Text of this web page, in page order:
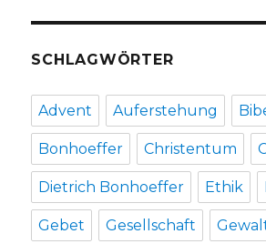
SCHLAGWÖRTER
Advent Auferstehung
Bonhoeffer Christentum
Dietrich Bonhoeffer Ethik
Gebet Gesellschaft